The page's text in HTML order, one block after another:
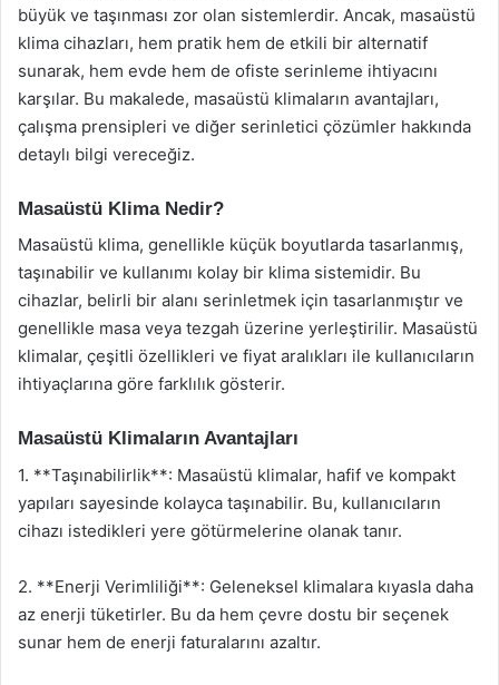
büyük ve taşınması zor olan sistemlerdir. Ancak, masaüstü
klima cihazları, hem pratik hem de etkili bir alternatif
sunarak, hem evde hem de ofiste serinleme ihtiyacını
karşılar. Bu makalede, masaüstü klimaların avantajları,
çalışma prensipleri ve diğer serinletici çözümler hakkında
detaylı bilgi vereceğiz.
Masaüstü Klima Nedir?
Masaüstü klima, genellikle küçük boyutlarda tasarlanmış,
taşınabilir ve kullanımı kolay bir klima sistemidir. Bu
cihazlar, belirli bir alanı serinletmek için tasarlanmıştır ve
genellikle masa veya tezgah üzerine yerleştirilir. Masaüstü
klimalar, çeşitli özellikleri ve fiyat aralıkları ile kullanıcıların
ihtiyaçlarına göre farklılık gösterir.
Masaüstü Klimaların Avantajları
1. **Taşınabilirlik**: Masaüstü klimalar, hafif ve kompakt
yapıları sayesinde kolayca taşınabilir. Bu, kullanıcıların
cihazı istedikleri yere götürmelerine olanak tanır.
2. **Enerji Verimliliği**: Geleneksel klimalara kıyasla daha
az enerji tüketirler. Bu da hem çevre dostu bir seçenek
sunar hem de enerji faturalarını azaltır.